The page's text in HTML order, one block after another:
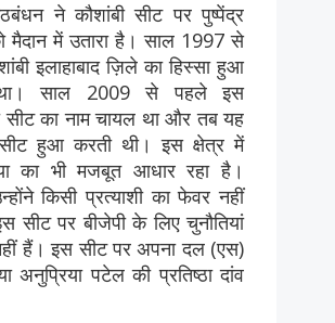
ने कौशांबी सीट पर पुष्पेंद्र
मैदान में उतारा है। साल 1997 से
इलाहाबाद ज़िले का हिस्सा हुआ
साल 2009 से पहले इस
सीट का नाम चायल था और तब यह
सीट हुआ करती थी। इस क्षेत्र में
का भी मजबूत आधार रहा है।
किसी प्रत्याशी का फेवर नहीं
सीट पर बीजेपी के लिए चुनौतियां
हैं। इस सीट पर अपना दल (एस)
अनुप्रिया पटेल की प्रतिष्ठा दांव